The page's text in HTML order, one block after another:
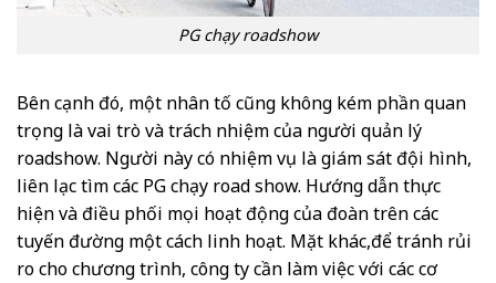
PG chạy roadshow
Bên cạnh đó, một nhân tố cũng không kém phần quan
trọng là vai trò và trách nhiệm của người quản lý
roadshow. Người này có nhiệm vụ là giám sát đội hình,
liên lạc tìm các PG chạy road show. Hướng dẫn thực
hiện và điều phối mọi hoạt động của đoàn trên các
tuyến đường một cách linh hoạt. Mặt khác,để tránh rủi
ro cho chương trình, công ty cần làm việc với các cơ